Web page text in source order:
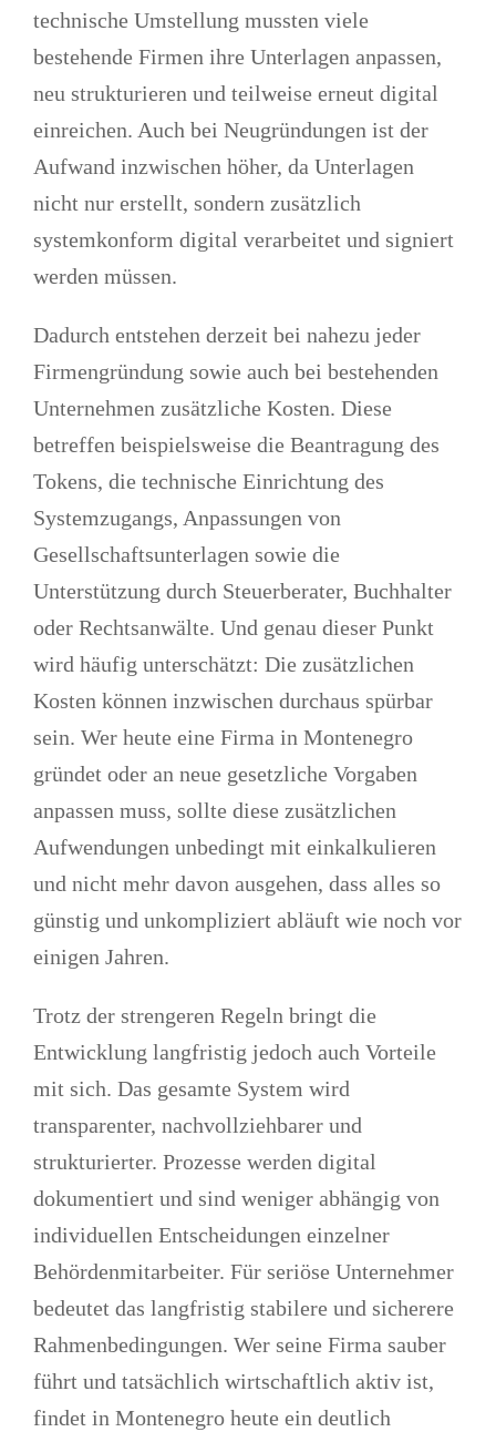
technische Umstellung mussten viele
bestehende Firmen ihre Unterlagen anpassen,
neu strukturieren und teilweise erneut digital
einreichen. Auch bei Neugründungen ist der
Aufwand inzwischen höher, da Unterlagen
nicht nur erstellt, sondern zusätzlich
systemkonform digital verarbeitet und signiert
werden müssen.
Dadurch entstehen derzeit bei nahezu jeder
Firmengründung sowie auch bei bestehenden
Unternehmen zusätzliche Kosten. Diese
betreffen beispielsweise die Beantragung des
Tokens, die technische Einrichtung des
Systemzugangs, Anpassungen von
Gesellschaftsunterlagen sowie die
Unterstützung durch Steuerberater, Buchhalter
oder Rechtsanwälte. Und genau dieser Punkt
wird häufig unterschätzt: Die zusätzlichen
Kosten können inzwischen durchaus spürbar
sein. Wer heute eine Firma in Montenegro
gründet oder an neue gesetzliche Vorgaben
anpassen muss, sollte diese zusätzlichen
Aufwendungen unbedingt mit einkalkulieren
und nicht mehr davon ausgehen, dass alles so
günstig und unkompliziert abläuft wie noch vor
einigen Jahren.
Trotz der strengeren Regeln bringt die
Entwicklung langfristig jedoch auch Vorteile
mit sich. Das gesamte System wird
transparenter, nachvollziehbarer und
strukturierter. Prozesse werden digital
dokumentiert und sind weniger abhängig von
individuellen Entscheidungen einzelner
Behördenmitarbeiter. Für seriöse Unternehmer
bedeutet das langfristig stabilere und sicherere
Rahmenbedingungen. Wer seine Firma sauber
führt und tatsächlich wirtschaftlich aktiv ist,
findet in Montenegro heute ein deutlich